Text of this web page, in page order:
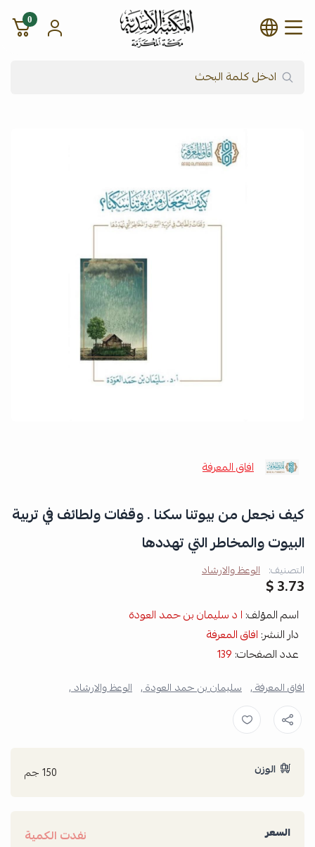
شركة المكتبة الأسدية للنشر
0
افاق المعرفة
كيف نجعل من بيوتنا سكنا . وقفات ولطائف في تربية
البيوت والمخاطر التي تهددها
التصنيف: الوعظ والارشاد
3.73 $
اسم المؤلف: ا د سليمان بن حمد العودة
دار النشر: افاق المعرفة
عدد الصفحات: 139
افاق المعرفة , سليمان بن حمد العودة , الوعظ والارشاد ,
الوزن 150 جم
السعر نفدت الكمية